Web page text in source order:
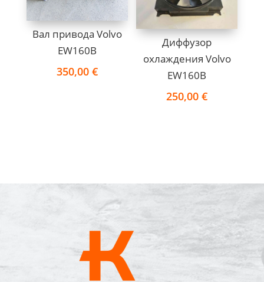
Вал привода Volvo
EW160B
350,00 €
Диффузор
охлаждения Volvo
EW160B
250,00€